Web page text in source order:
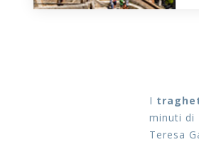
I
minuti di
Teresa